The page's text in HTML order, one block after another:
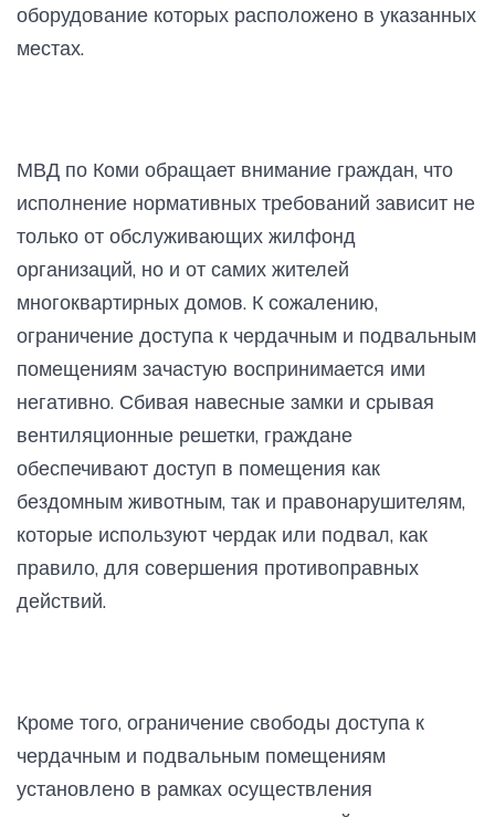
оборудование которых расположено в указанных
местах.
МВД по Коми обращает внимание граждан, что
исполнение нормативных требований зависит не
только от обслуживающих жилфонд
организаций, но и от самих жителей
многоквартирных домов. К сожалению,
ограничение доступа к чердачным и подвальным
помещениям зачастую воспринимается ими
негативно. Сбивая навесные замки и срывая
вентиляционные решетки, граждане
обеспечивают доступ в помещения как
бездомным животным, так и правонарушителям,
которые используют чердак или подвал, как
правило, для совершения противоправных
действий.
Кроме того, ограничение свободы доступа к
чердачным и подвальным помещениям
установлено в рамках осуществления